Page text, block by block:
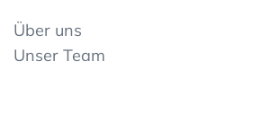
Über uns
Unser Team